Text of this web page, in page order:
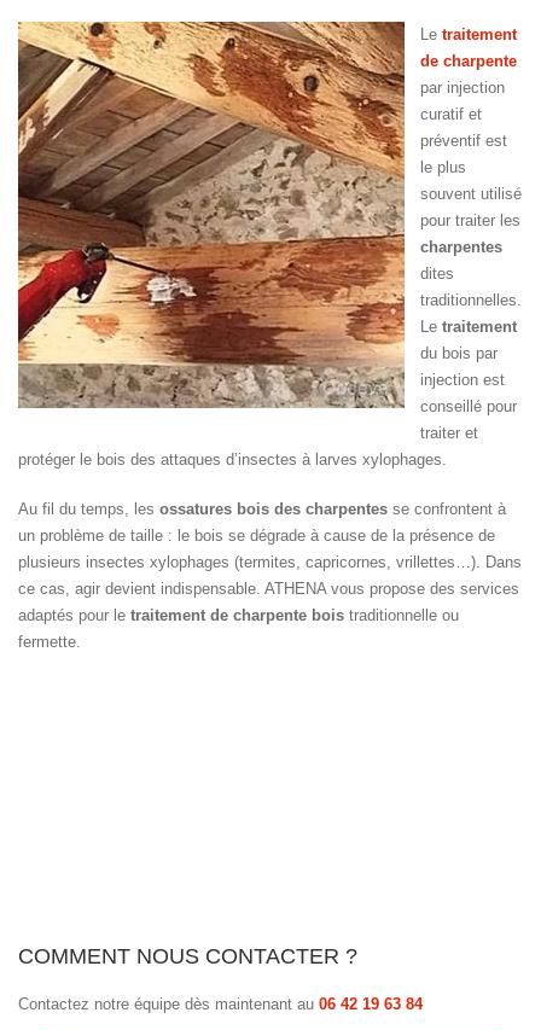
Le traitement
de charpente
par injection
curatif et
préventif est
le plus
souvent utilisé
pour traiter les
charpentes
dites
traditionnelles.
Le traitement
du bois par
injection est
conseillé pour
traiter et
protéger le bois des attaques d’insectes à larves xylophages.
Au fil du temps, les ossatures bois des charpentes se confrontent à
un problème de taille : le bois se dégrade à cause de la présence de
plusieurs insectes xylophages (termites, capricornes, vrillettes…). Dans
ce cas, agir devient indispensable. ATHENA vous propose des services
adaptés pour le traitement de charpente bois traditionnelle ou
fermette.
COMMENT NOUS CONTACTER ?
Contactez notre équipe dès maintenant au 06 42 19 63 84